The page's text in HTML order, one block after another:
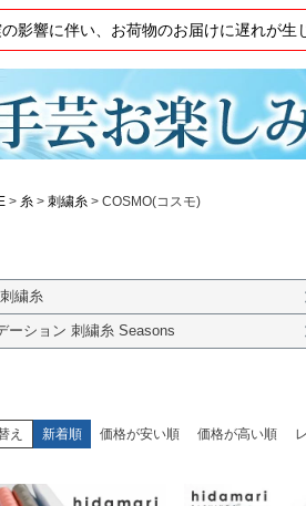
影響に伴い、お荷物のお届けに遅れが
糸 刺繍糸 COSMO(コスモ)
繍糸
ーション 刺繍糸 Seasons
え 新着順 価格が安い順 価格が高い順